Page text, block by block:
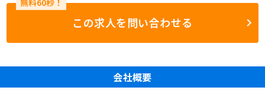
この求人を問い合わせる
会社概要